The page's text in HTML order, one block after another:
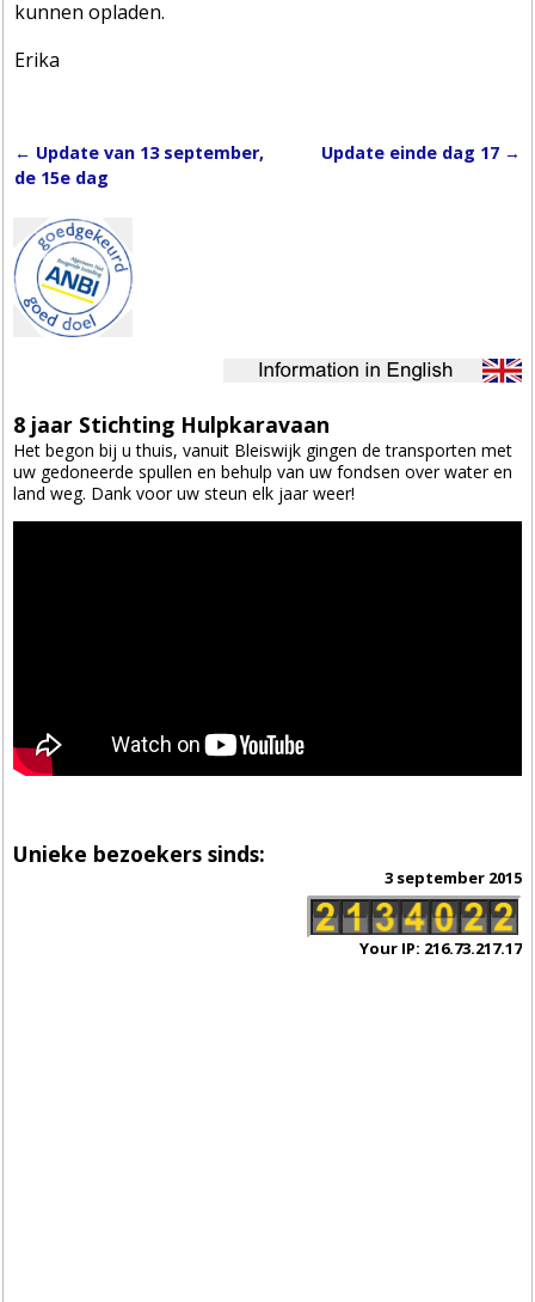
kunnen opladen.
Erika
Post navigation
← Update van 13 september,
de 15e dag
Update einde dag 17 →
8 jaar Stichting Hulpkaravaan
Het begon bij u thuis, vanuit Bleiswijk gingen de transporten met
uw gedoneerde spullen en behulp van uw fondsen over water en
land weg. Dank voor uw steun elk jaar weer!
Unieke bezoekers sinds:
3 september 2015
Your IP: 216.73.217.17